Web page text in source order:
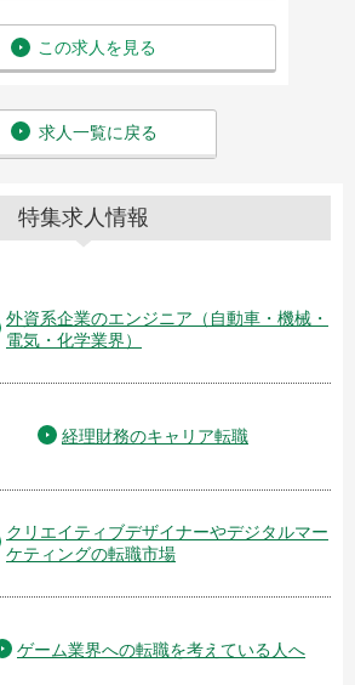
この求人を見る
求人一覧に戻る
特集求人情報
外資系企業のエンジニア（自動車・機械・
電気・化学業界）
経理財務のキャリア転職
クリエイティブデザイナーやデジタルマー
ケティングの転職市場
ゲーム業界への転職を考えている人へ